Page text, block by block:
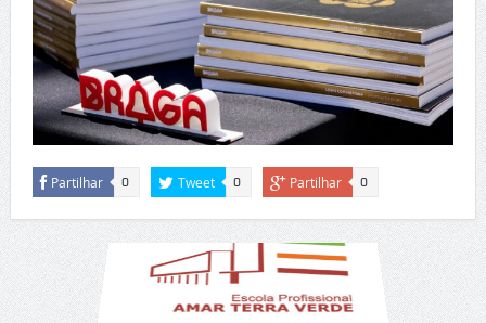
Partilhar 0 Tweet 0 Partilhar 0